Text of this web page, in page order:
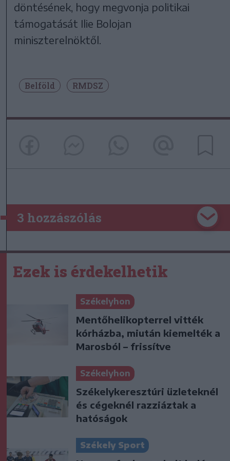
döntésének, hogy megvonja politikai
támogatását Ilie Bolojan
miniszterelnöktől.
Belföld RMDSZ
3 hozzászólás
Ezek is érdekelhetik
Székelyhon
Mentőhelikopterrel vitték
kórházba, miután kiemelték a
Marosból – frissítve
Székelyhon
Székelykeresztúri üzleteknél
és cégeknél razziáztak a
hatóságok
Székely Sport